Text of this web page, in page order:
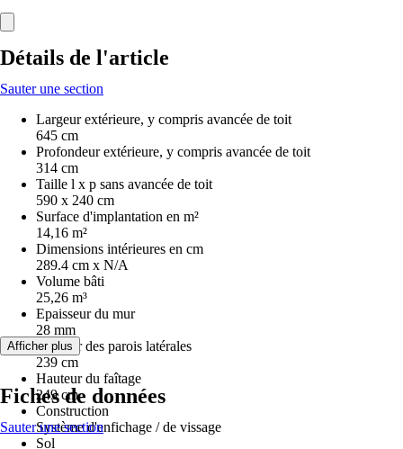
Détails de l'article
Sauter une section
Largeur extérieure, y compris avancée de toit
645 cm
Profondeur extérieure, y compris avancée de toit
314 cm
Taille l x p sans avancée de toit
590 x 240 cm
Surface d'implantation en m²
14,16 m²
Dimensions intérieures en cm
289.4 cm x N/A
Volume bâti
25,26 m³
Epaisseur du mur
28 mm
Hauteur des parois latérales
239 cm
Hauteur du faîtage
249 cm
Construction
Système d'enfichage / de vissage
Sol
Afficher plus
Fiches de données
Sauter une section